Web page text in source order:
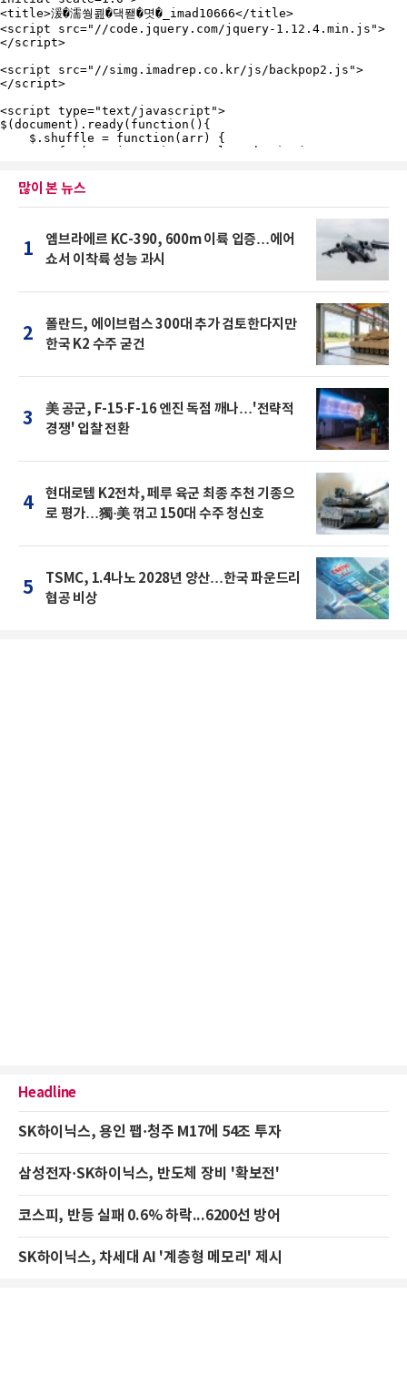
많이 본 뉴스
1
엠브라에르 KC-390, 600m 이륙 입증…에어
쇼서 이착륙 성능 과시
2
폴란드, 에이브럼스 300대 추가 검토한다지만
한국 K2 수주 굳건
3
美 공군, F-15·F-16 엔진 독점 깨나…'전략적
경쟁' 입찰 전환
4
현대로템 K2전차, 페루 육군 최종 추천 기종으
로 평가…獨·美 꺾고 150대 수주 청신호
5
TSMC, 1.4나노 2028년 양산…한국 파운드리
협공 비상
Headline
SK하이닉스, 용인 팹·청주 M17에 54조 투자
삼성전자·SK하이닉스, 반도체 장비 '확보전'
코스피, 반등 실패 0.6% 하락...6200선 방어
SK하이닉스, 차세대 AI '계층형 메모리' 제시